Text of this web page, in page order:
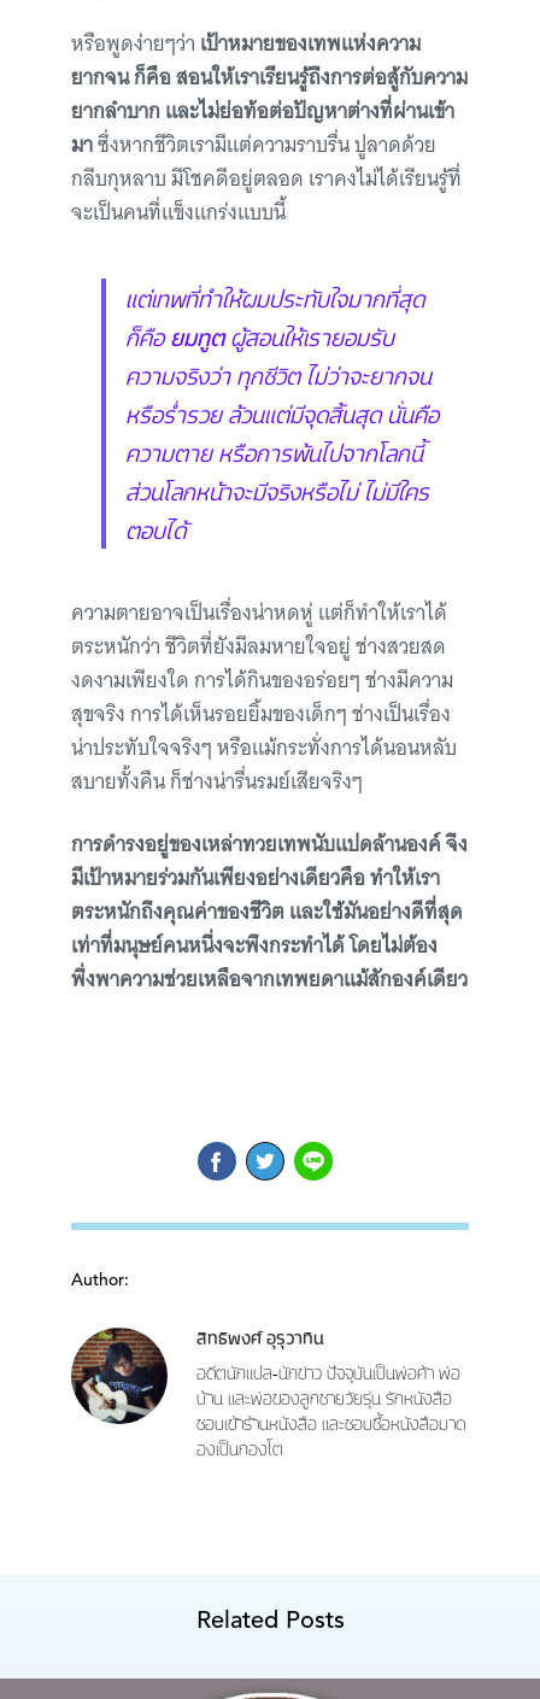
หรือพูดง่ายๆว่า เป้าหมายของเทพแห่งความ
ยากจน ก็คือ สอนให้เราเรียนรู้ถึงการต่อสู้กับความ
ยากลำบาก และไม่ย่อท้อต่อปัญหาต่างที่ผ่านเข้า
มาซึ่งหากชีวิตเรามีแต่ความราบรื่น ปูลาดด้วย
กลีบกุหลาบ มีโชคดีอยู่ตลอด เราคงไม่ได้เรียนรู้ที่
จะเป็นคนที่แข็งแกร่งแบบนี้
แต่เทพที่ทำให้ผมประทับใจมากที่สุด
ก็คือยมทูตผู้สอนให้เรายอมรับ
ความจริงว่า ทุกชีวิต ไม่ว่าจะยากจน
หรือร่ำรวย ล้วนแต่มีจุดสิ้นสุด นั่นคือ
ความตาย หรือการพ้นไปจากโลกนี้
ส่วนโลกหน้าจะมีจริงหรือไม่ ไม่มีใคร
ตอบได้
ความตายอาจเป็นเรื่องน่าหดหู่ แต่ก็ทำให้เราได้
ตระหนักว่า ชีวิตที่ยังมีลมหายใจอยู่ ช่างสวยสด
งดงามเพียงใด การได้กินของอร่อยๆ ช่างมีความ
สุขจริง การได้เห็นรอยยิ้มของเด็กๆ ช่างเป็นเรื่อง
น่าประทับใจจริงๆ หรือแม้กระทั่งการได้นอนหลับ
สบายทั้งคืน ก็ช่างน่ารื่นรมย์เสียจริงๆ
การดำรงอยู่ของเหล่าทวยเทพนับแปดล้านองค์ จึง
มีเป้าหมายร่วมกันเพียงอย่างเดียวคือทำให้เรา
ตระหนักถึงคุณค่าของชีวิต และใช้มันอย่างดีที่สุด
เท่าที่มนุษย์คนหนึ่งจะพึงกระทำได้ โดยไม่ต้อง
พึ่งพาความช่วยเหลือจากเทพยดาแม้สักองค์เดียว
Author:
สิทธิพงศ์ อุรุวาทิน
อดีตนักแปล-นักข่าว ปัจจุบันเป็นพ่อค้า พ่อ
บ้าน และพ่อของลูกชายวัยรุ่น รักหนังสือ
ชอบเข้าร้านหนังสือ และชอบซื้อหนังสือมาด
องเป็นกองโต
Related Posts